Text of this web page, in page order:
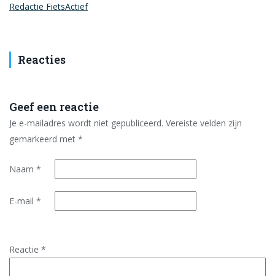
Redactie FietsActief
Reacties
Geef een reactie
Je e-mailadres wordt niet gepubliceerd. Vereiste velden zijn
gemarkeerd met *
Naam *
E-mail *
Reactie *